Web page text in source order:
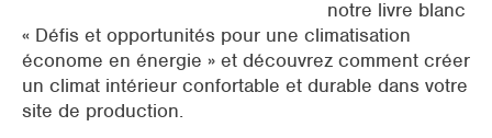
notre livre blanc
« Défis et opportunités pour une climatisation
économe en énergie » et découvrez comment créer
un climat intérieur confortable et durable dans votre
site de production.